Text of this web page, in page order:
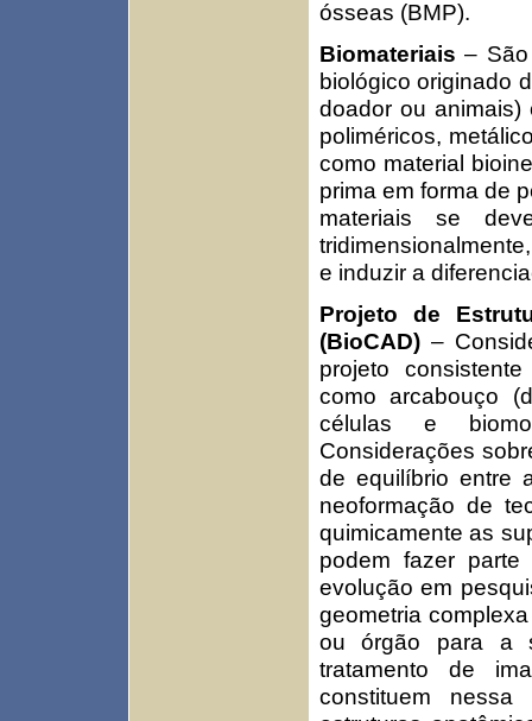
ósseas (BMP).
Biomateriais–
biológico originado
doador ou
poliméricos,
como material
prima em forma de
materiais se
e induzir a
Projeto de
(BioCAD) –
projeto
como arcabouço
células e
Considerações
de equilíbrio entre
neoformação de
quimicamente as
podem fazer
evolução em
geometria
ou órgão para a
tratamento de
constituem